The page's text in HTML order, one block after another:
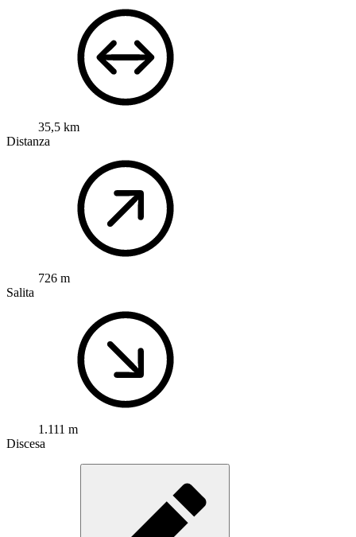
35,5 km
Distanza
726 m
Salita
1.111 m
Discesa